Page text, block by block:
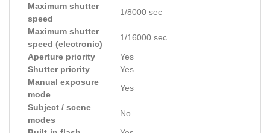
Maximum shutter
speed
1/8000 sec
Maximum shutter
speed (electronic)
1/16000 sec
Aperture priority
Yes
Shutter priority
Yes
Manual exposure
mode
Yes
Subject / scene
modes
No